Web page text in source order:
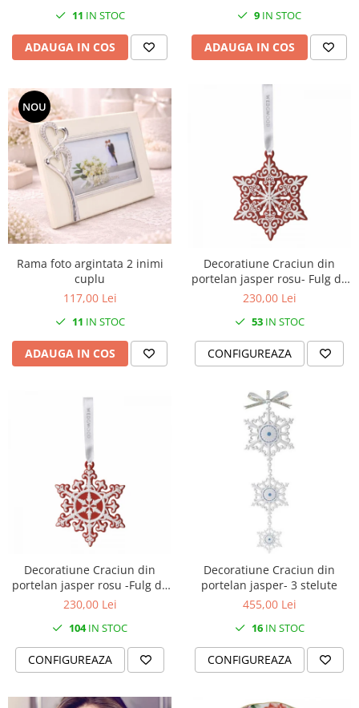
FLOWER FESTIVAL BLUE
FLOWER FESTIVAL RED
LOVE BIRDS
CHIQUE ROZ
CHIQUE STRIPES VERDE
Renaissance Grey
Royal White
CHIQUE STRIPES GALBEN
CHIQUE GALBEN
11 IN STOC
ADAUGA IN COS
9 IN STOC
ADAUGA IN COS
NOU
Rama foto argintata 2 inimi
cuplu
117,00 Lei
11 IN STOC
ADAUGA IN COS
Decoratiune Craciun din
portelan jasper rosu- Fulg de
nea Pierced
230,00 Lei
53IN STOC
CONFIGUREAZA
Decoratiune Craciun din
portelan jasper rosu -Fulg de
nea neoclassic
230,00 Lei
104IN STOC
CONFIGUREAZA
Decoratiune Craciun din
portelan jasper- 3 stelute
455,00 Lei
16IN STOC
CONFIGUREAZA